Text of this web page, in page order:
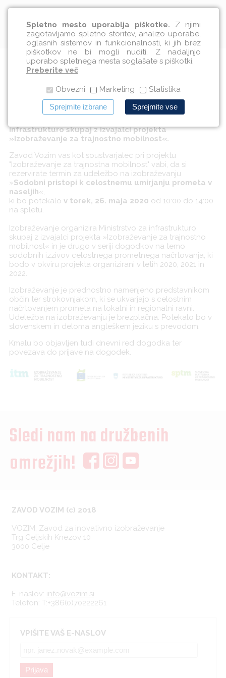
Slovenščina
Vabilo-2. izobraževanje ITM
»Sodobni pristopi k celostnemu umirjanju prometa v
infrastrukturo skupaj z izvajalci projekta
»Izobraževanje za trajnostno mobilnost«.
Zavod Vozim vas kot soustvarjalec pri projektu
"Izobraževanje za trajnostna mobilnost" vabi, da si
rezervirate termin za udeležbo na izobraževanju
»Sodobni pristopi k celostnemu umirjanju prometa v
naseljih«,
ki bo potekalo v torek, 26. maja 2020 od 10:00 do 14:00
na spletu.
Izobraževanje organizira Ministrstvo za infrastrukturo
skupaj z izvajalci projekta »Izobraževanje za trajnostno
mobilnost« in je drugo v seriji dogodkov na temo
sodobnih izzivov celostnega prometnega načrtovanja, ki
bodo v okviru projekta organizirani v letih 2020, 2021 in
2022.
Izobraževanje je prednostno namenjeno predstavnikom
občin ter strokovnjakom, ki se ukvarjajo s celostnim
načrtovanjem prometa na lokalni in regionalni ravni.
Udeležba na izobraževanju je brezplačna. Potekalo bo v
slovenskem in deloma angleškem jeziku s prevodom.
Kmalu bo objavljen tudi dnevni red dogodka ter
povezava do prijave na dogodek.
Sledi nam na družbenih
omrežjih!
ZAVOD VOZIM (c) 2018
VOZIM, Zavod za inovativno izobraževanje
Trg Celjskih Knezov 10
3000 Celje
KONTAKT:
E-naslov: info@vozim.si
Telefon: T:+386(0)70222261
VPIŠITE VAŠ E-NASLOV
Prijava
Spletno mesto uporablja piškotke. Z njimi
zagotavljamo spletno storitev, analizo uporabe,
oglasnih sistemov in funkcionalnosti, ki jih brez
piškotkov ne bi mogli nuditi. Z nadaljnjo
uporabo spletnega mesta soglašate s piškotki.
Preberite več
Obvezni Marketing Statistika
Sprejmite izbrane Sprejmite vse